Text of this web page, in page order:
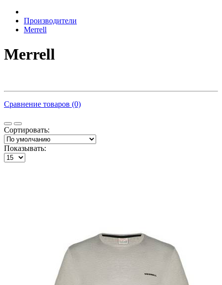
Производители
Merrell
Merrell
Сравнение товаров (0)
Сортировать:
Показывать: